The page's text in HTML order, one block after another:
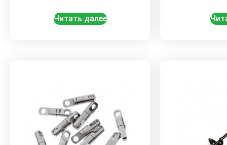
Читать далее